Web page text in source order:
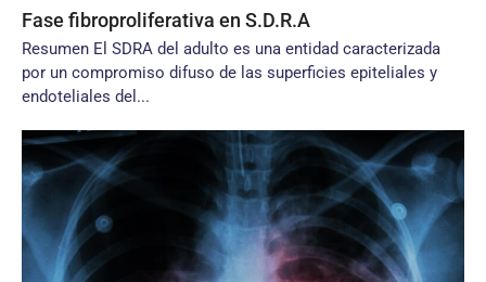
Fase fibroproliferativa en S.D.R.A
Resumen El SDRA del adulto es una entidad caracterizada
por un compromiso difuso de las superficies epiteliales y
endoteliales del...